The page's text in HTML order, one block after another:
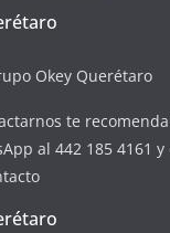
Okey Querétaro
te
al 442 185 4161